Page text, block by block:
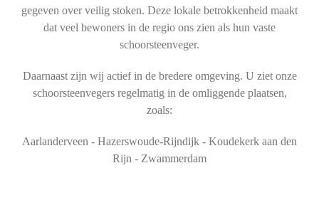
gegeven over veilig stoken. Deze lokale betrokkenheid maakt
dat veel bewoners in de regio ons zien als hun vaste
schoorsteenveger.
Daarnaast zijn wij actief in de bredere omgeving. U ziet onze
schoorsteenvegers regelmatig in de omliggende plaatsen,
zoals:
Aarlanderveen - Hazerswoude-Rijndijk - Koudekerk aan den
Rijn - Zwammerdam